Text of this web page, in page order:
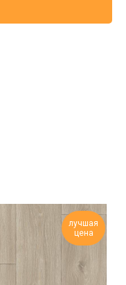
лучшая
цена